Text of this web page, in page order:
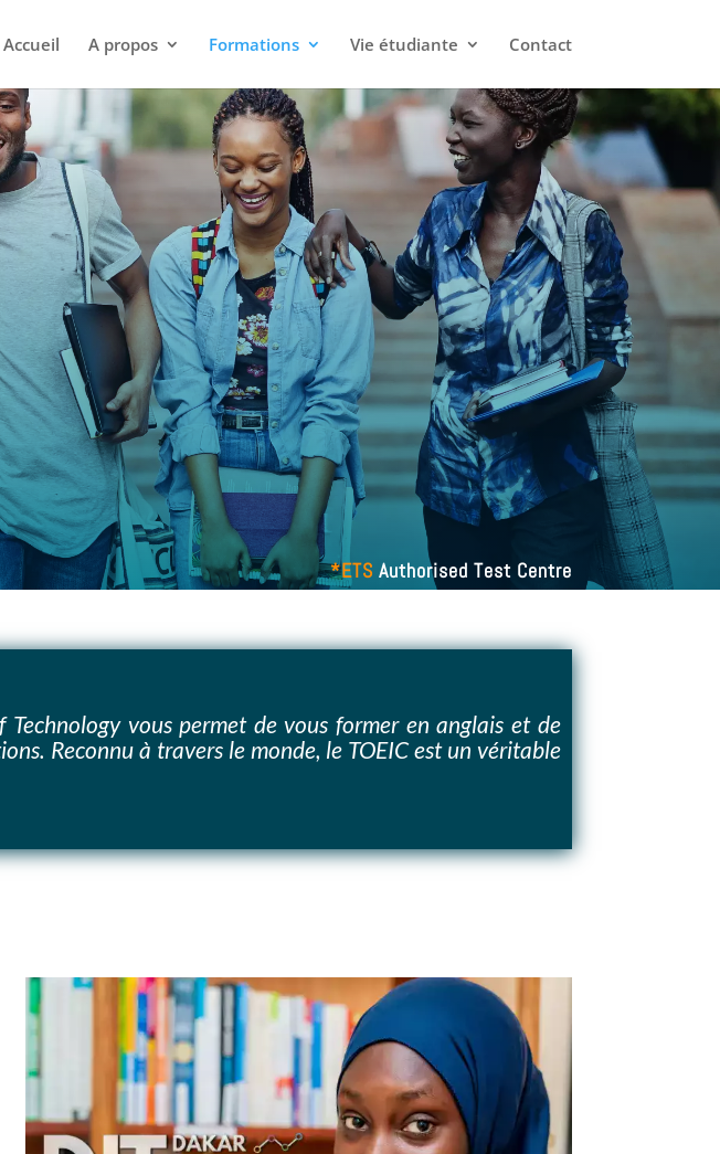
Accueil A propos Formations Vie étudiante Contact
*ETS Authorised Test Centre
vous permet de vous former en anglais et de
Reconnu à travers le monde, le TOEIC est un véritable